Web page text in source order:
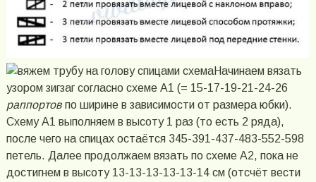
Начинаем вязать
узором зигзаг согласно схеме А1 (= 15-17-19-21-24-26
раппортовпо ширине в зависимости от размера юбки).
Схему А1 выполняем в высоту 1 раз (то есть 2 ряда),
после чего на спицах остаётся 345-391-437-483-552-598
петель. Далее продолжаем вязать по схеме А2, пока не
достигнем в высоту 13-13-13-13-13-14 см (отсчёт вести